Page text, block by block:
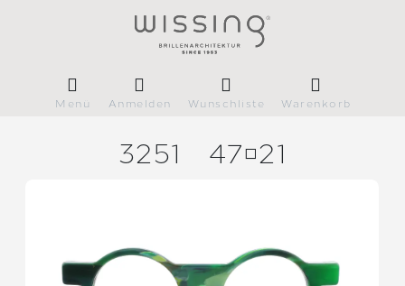
Menü Anmelden Wunschliste Warenkorb
3251 4721